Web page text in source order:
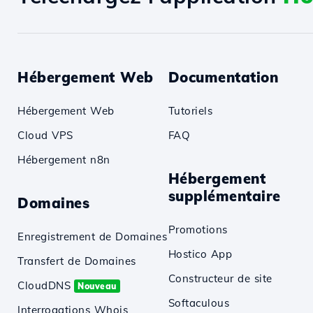
Hébergement Web
Hébergement Web
Cloud VPS
Hébergement n8n
Domaines
Enregistrement de Domaines
Transfert de Domaines
CloudDNS
Nouveau
Interrogations Whois
Documentation
Tutoriels
FAQ
Hébergement
supplémentaire
Promotions
Hostico App
Constructeur de site
Softaculous